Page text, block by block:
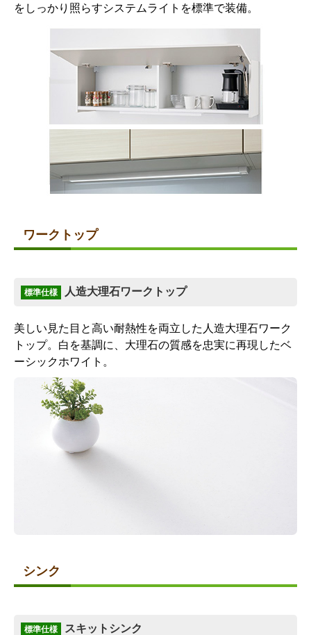
をしっかり照らすシステムライトを標準で装備。
ワークトップ
標準仕様 人造大理石ワークトップ
美しい見た目と高い耐熱性を両立した人造大理石ワーク
トップ。白を基調に、大理石の質感を忠実に再現したベ
ーシックホワイト。
シンク
標準仕様 スキットシンク